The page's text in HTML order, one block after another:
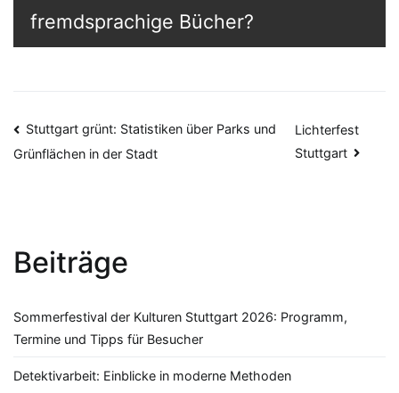
fremdsprachige Bücher?
Beitragsnavigation
Stuttgart grünt: Statistiken über Parks und
Grünflächen in der Stadt
Lichterfest
Stuttgart
Beiträge
Sommerfestival der Kulturen Stuttgart 2026: Programm,
Termine und Tipps für Besucher
Detektivarbeit: Einblicke in moderne Methoden